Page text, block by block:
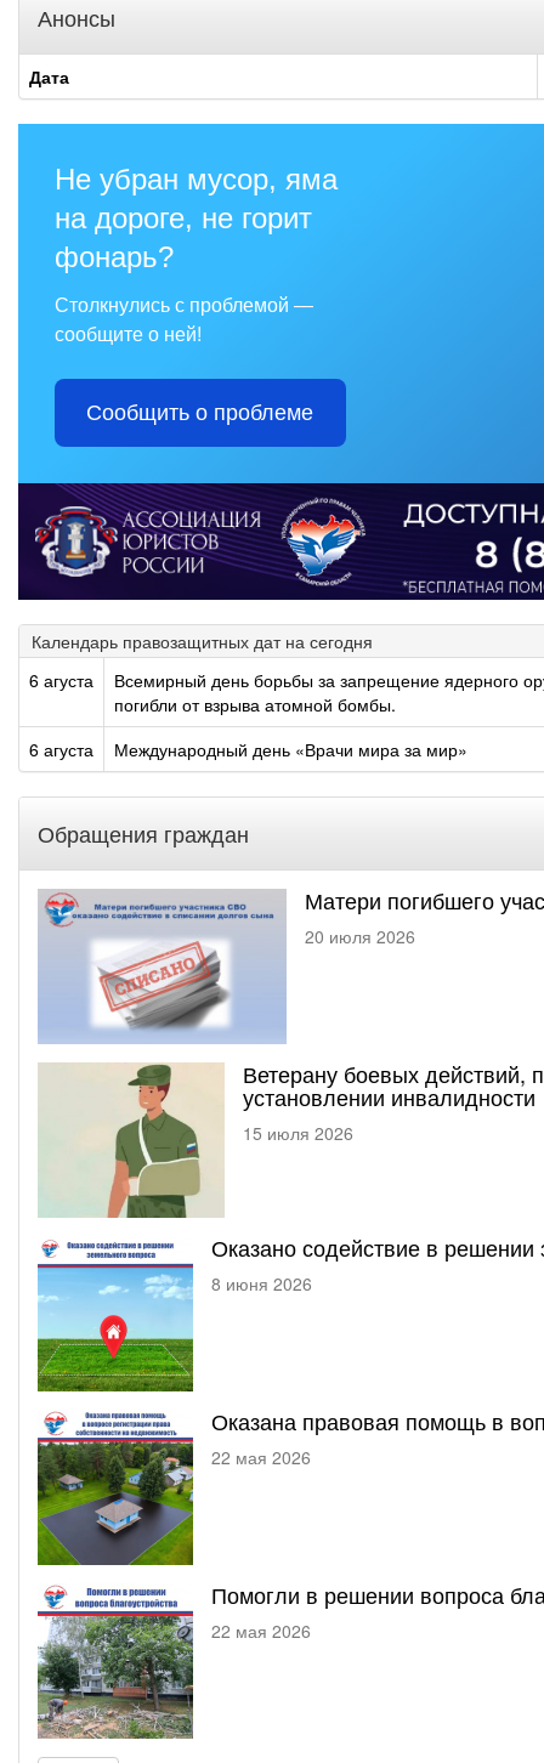
Анонсы
Дата
Не убран мусор, яма
на дороге, не горит
фонарь?
Столкнулись с проблемой —
сообщите о ней!
Сообщить о проблеме
Календарь правозащитных дат на сегодня
6 агуста
Всемирный день борьбы за запрещение ядерного
погибли от взрыва атомной бомбы.
6 агуста
Международный день «Врачи мира за мир»
Обращения граждан
Матери погибшего
20 июля 2026
Ветерану боевых действий,
установлении инвалидности
15 июля 2026
Оказано содействие в решении
8 июня 2026
Оказана правовая помощь в
22 мая 2026
Помогли в решении вопроса
22 мая 2026